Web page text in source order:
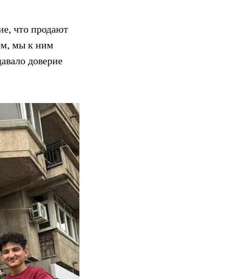
что продают
мы к ним
доверие